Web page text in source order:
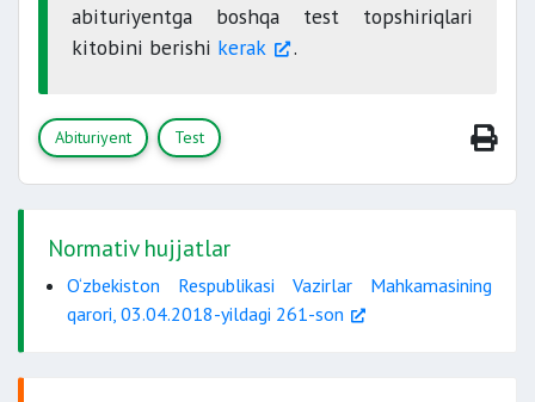
abituriyentga boshqa test topshiriqlari
kitobini berishi kerak .
Abituriyent Test
Normativ hujjatlar
O‘zbekiston Respublikasi Vazirlar Mahkamasining
qarori, 03.04.2018-yildagi 261-son